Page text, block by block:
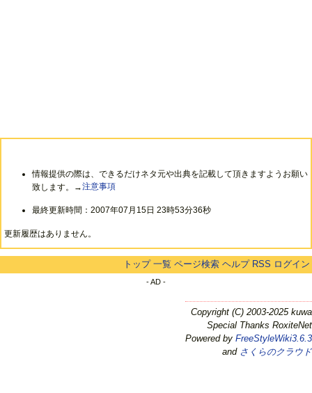
情報提供の際は、できるだけネタ元や出典を記載して頂きますようお願い
致します。→注意事項
最終更新時間：2007年07月15日 23時53分36秒
更新履歴はありません。
トップ 一覧 ページ検索 ヘルプ RSS ログイン
- AD -
Copyright (C) 2003-2025 kuwa
Special Thanks RoxiteNet
Powered by FreeStyleWiki3.6.3
and さくらのクラウド